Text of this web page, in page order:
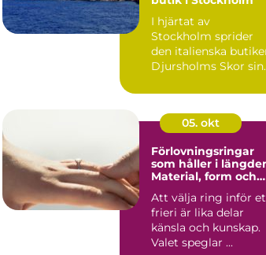
I hjärtat av
Stockholm sprider
den italienska
Djursholms Skor sin
05. okt
Förlovningsringar
som håller i
Material, form och
Att välja ring inför
frieri är lika delar
känsla och kunskap.
Valet speglar ...